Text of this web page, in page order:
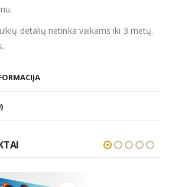
detalių netinka vaikams iki 3 metų.